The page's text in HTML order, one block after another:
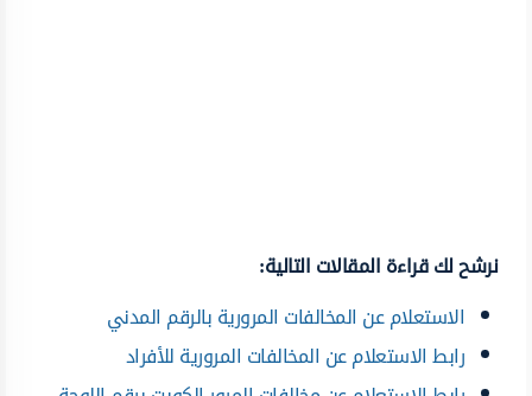
نرشح لك قراءة المقالات التالية:
الاستعلام عن المخالفات المرورية بالرقم المدني
رابط الاستعلام عن المخالفات المرورية للأفراد